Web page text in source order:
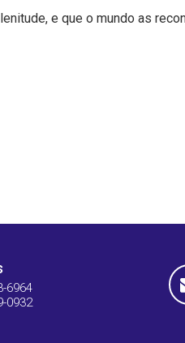
e que o mundo as
6964
0932